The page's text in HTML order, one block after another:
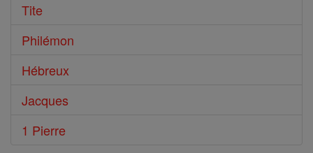
Tite
Philémon
Hébreux
Jacques
1 Pierre